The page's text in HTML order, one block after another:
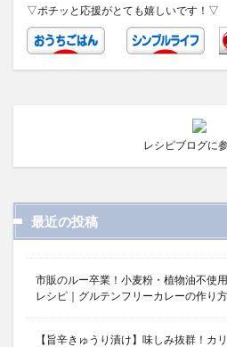
▽ポチッと応援がとても嬉しいです！▽
レシピブログに
最近の投稿
市販のルー卒業！小麦粉・植物油不使
レシピ｜グルテンフリーカレーの作り方
【旨辛きゅうり漬け】味しみ抜群！カ